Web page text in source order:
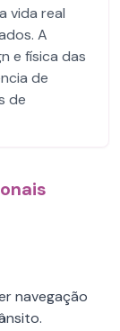
vida real
A
e física das
de
de
navegação